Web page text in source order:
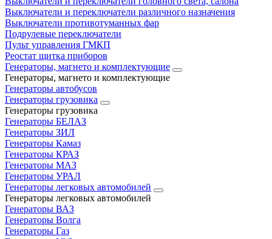
Выключатели и переключатели различного назначения
Выключатели противотуманных фар
Подрулевые переключатели
Пульт управления ГМКП
Реостат щитка приборов
Генераторы, магнето и комплектующие
Генераторы, магнето и комплектующие
Генераторы автобусов
Генераторы грузовика
Генераторы грузовика
Генераторы БЕЛАЗ
Генераторы ЗИЛ
Генераторы Камаз
Генераторы КРАЗ
Генераторы МАЗ
Генераторы УРАЛ
Генераторы легковых автомобилей
Генераторы легковых автомобилей
Генераторы ВАЗ
Генераторы Волга
Генераторы Газ